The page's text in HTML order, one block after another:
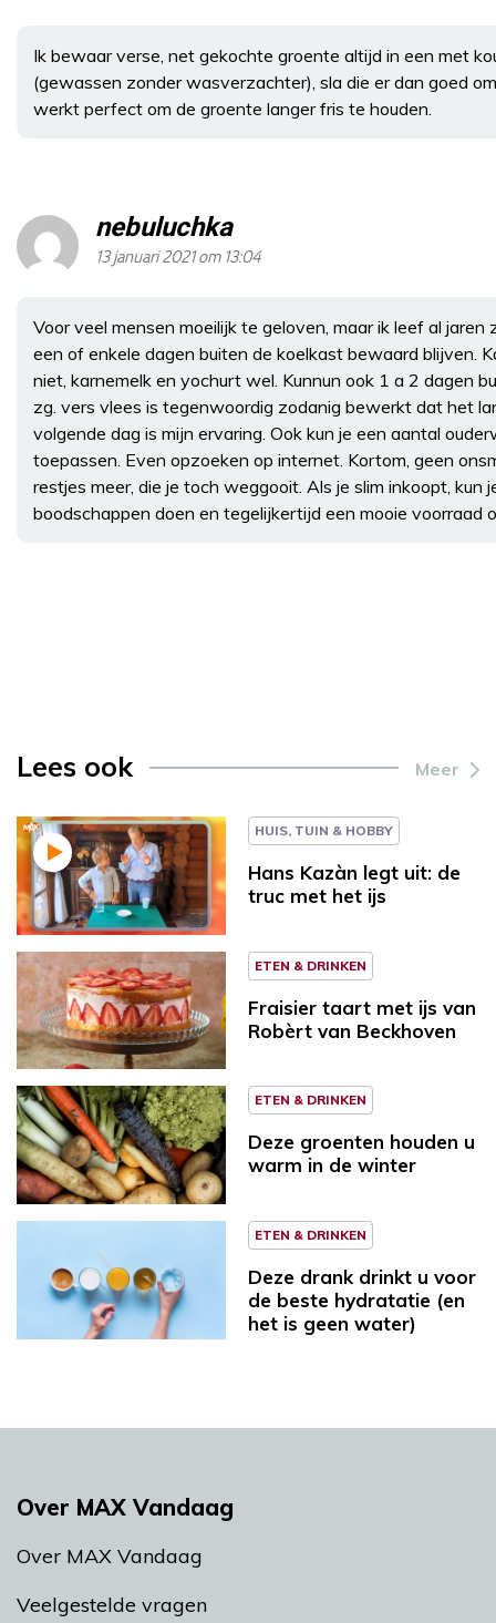
Ik bewaar verse, net gekochte groente altijd in een met
(gewassen zonder wasverzachter), sla die er dan goed
werkt perfect om de groente langer fris te houden.
nebuluchka
13 januari 2021 om 13:04
Voor veel mensen moeilijk te geloven, maar ik leef al
een of enkele dagen buiten de koelkast bewaard blijven.
niet, karnemelk en yochurt wel. Kunnun ook 1 a 2 dagen
zg. vers vlees is tegenwoordig zodanig bewerkt dat het
volgende dag is mijn ervaring. Ook kun je een aantal
toepassen. Even opzoeken op internet. Kortom, geen
restjes meer, die je toch weggooit. Als je slim inkoopt,
boodschappen doen en tegelijkertijd een mooie voorraad
Lees ook Meer
HUIS, TUIN & HOBBY
Hans Kazàn legt uit: de
truc met het ijs
ETEN & DRINKEN
Fraisier taart met ijs van
Robèrt van Beckhoven
ETEN & DRINKEN
Deze groenten houden u
warm in de winter
ETEN & DRINKEN
Deze drank drinkt u voor
de beste hydratatie (en
het is geen water)
Over MAX Vandaag
Over MAX Vandaag
Veelgestelde vragen